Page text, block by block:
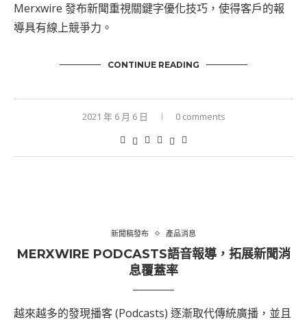
Merxwire 發布新聞重視關鍵字優化技巧，使得客戶的報
導具有線上競爭力。
CONTINUE READING
2021 年 6 月 6 日 0 comments
新聞稿發布 產品消息
MERXWIRE PODCASTS語音報導，拓展新聞消
息覆蓋率
越來越多的發現播客 (Podcasts) 逐漸取代傳統廣播，並且